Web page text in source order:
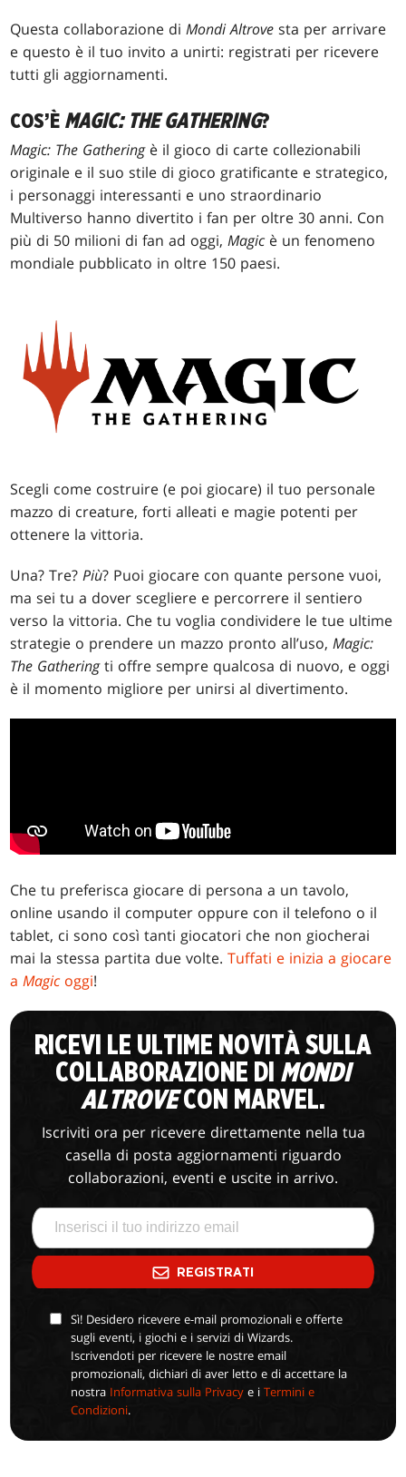
Questa collaborazione diMondi Altrove sta per arrivare
e questo è il tuo invito a unirti: registrati per ricevere
tutti gli aggiornamenti.
COS’È MAGIC: THE GATHERING?
Magic: The Gatheringè il gioco di carte collezionabili
originale e il suo stile di gioco gratificante e strategico,
i personaggi interessanti e uno straordinario
Multiverso hanno divertito i fan per oltre 30 anni. Con
più di 50 milioni di fan ad oggi,Magic è un fenomeno
mondiale pubblicato in oltre 150 paesi.
Scegli come costruire (e poi giocare) il tuo personale
mazzo di creature, forti alleati e magie potenti per
ottenere la vittoria.
Una? Tre?Più? Puoi giocare con quante persone vuoi,
ma sei tu a dover scegliere e percorrere il sentiero
verso la vittoria. Che tu voglia condividere le tue ultime
strategie o prendere un mazzo pronto all’uso,Magic:
The Gatheringti offre sempre qualcosa di nuovo, e oggi
è il momento migliore per unirsi al divertimento.
Che tu preferisca giocare di persona a un tavolo,
online usando il computer oppure con il telefono o il
tablet, ci sono così tanti giocatori che non giocherai
mai la stessa partita due volte.Tuffati e inizia a giocare
aMagicoggi!
RICEVI LE ULTIME NOVITÀ SULLA
COLLABORAZIONE DI MONDI
ALTROVECON MARVEL.
Iscriviti ora per ricevere direttamente nella tua
casella di posta aggiornamenti riguardo
collaborazioni, eventi e uscite in arrivo.
REGISTRATI
Sì! Desidero ricevere e-mail promozionali e offerte
sugli eventi, i giochi e i servizi di Wizards.
Iscrivendoti per ricevere le nostre email
promozionali, dichiari di aver letto e di accettare la
nostra Informativa sulla Privacy e iTermini e
Condizioni.